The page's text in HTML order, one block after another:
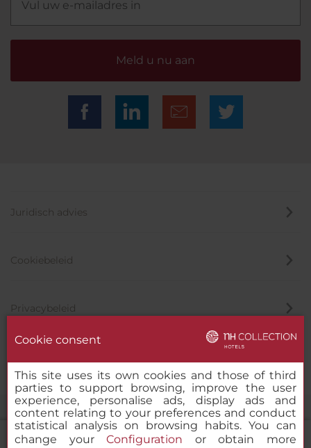
Meld u nu aan
Juridisch advies
Cookiebeleid
Privacybeleid
Cookie consent
This site uses its own cookies and those of third
parties to support browsing, improve the user
experience, personalise ads, display ads and
content relating to your preferences and conduct
statistical analysis on browsing habits. You can
change yourConfiguration or obtain more